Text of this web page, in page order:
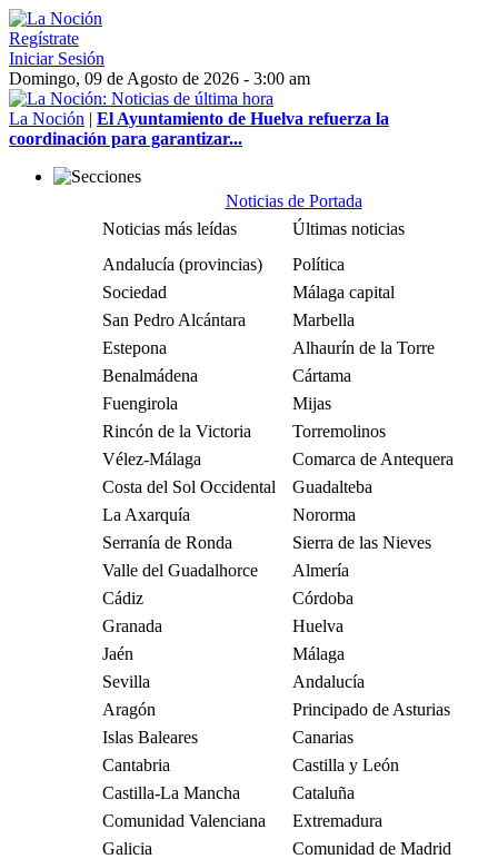
Regístrate
Iniciar Sesión
Domingo, 09 de Agosto de 2026 - 3:00 am
La Noción | El Ayuntamiento de Huelva refuerza la
coordinación para garantizar...
Noticias de Portada
Noticias más leídas
Últimas noticias
Andalucía (provincias)
Política
Sociedad
Málaga capital
San Pedro Alcántara
Marbella
Estepona
Alhaurín de la Torre
Benalmádena
Cártama
Fuengirola
Mijas
Rincón de la Victoria
Torremolinos
Vélez-Málaga
Comarca de Antequera
Costa del Sol Occidental
Guadalteba
La Axarquía
Nororma
Serranía de Ronda
Sierra de las Nieves
Valle del Guadalhorce
Almería
Cádiz
Córdoba
Granada
Huelva
Jaén
Málaga
Sevilla
Andalucía
Aragón
Principado de Asturias
Islas Baleares
Canarias
Cantabria
Castilla y León
Castilla-La Mancha
Cataluña
Comunidad Valenciana
Extremadura
Galicia
Comunidad de Madrid